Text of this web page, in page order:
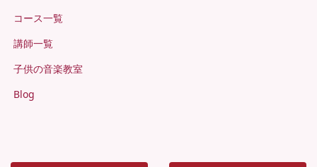
コース一覧
講師一覧
子供の音楽教室
Blog